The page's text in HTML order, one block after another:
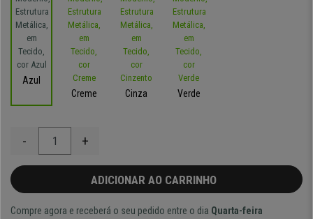
Azul
Creme
Cinza Verde
- +
ADICIONAR AO CARRINHO
Compre agora e receberá o seu pedido entre o dia Quarta-feira